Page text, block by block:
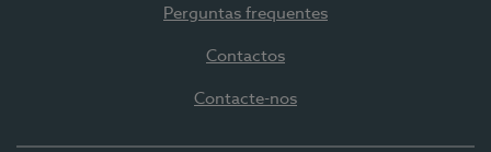
Perguntas frequentes
Contactos
Contacte-nos